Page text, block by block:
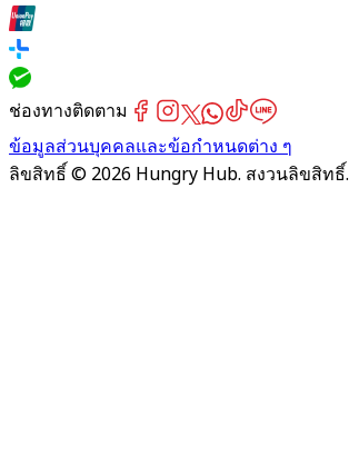
ช่องทางติดตาม
ข้อมูลส่วนบุคคลและข้อกำหนดต่าง ๆ
ลิขสิทธิ์ © 2026 Hungry Hub. สงวนลิขสิทธิ์.